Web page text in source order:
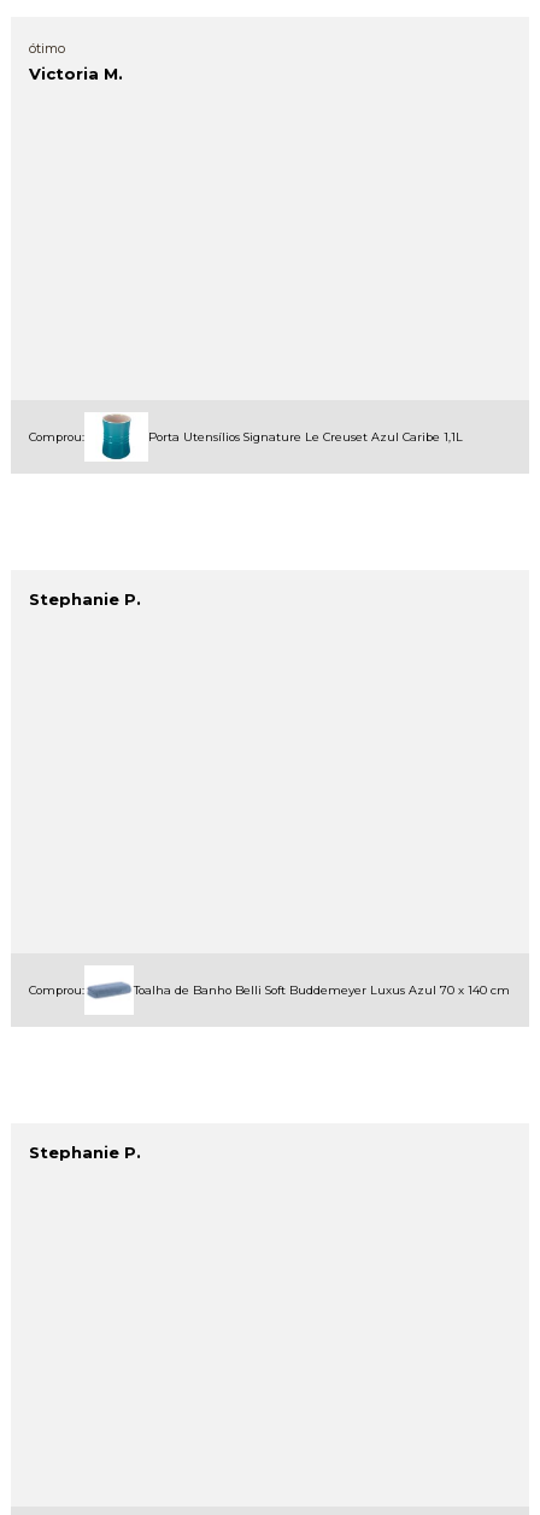
ótimo
Victoria M.
Comprou: Porta Utensílios Signature Le Creuset Azul Caribe 1,1L
Stephanie P.
Comprou: Toalha de Banho Belli Soft Buddemeyer Luxus Azul 70 x 140 cm
Stephanie P.